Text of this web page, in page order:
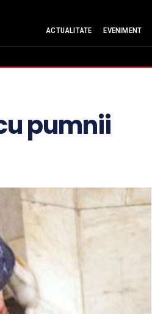
ACTUALITATE EVENIMENT
pumnii